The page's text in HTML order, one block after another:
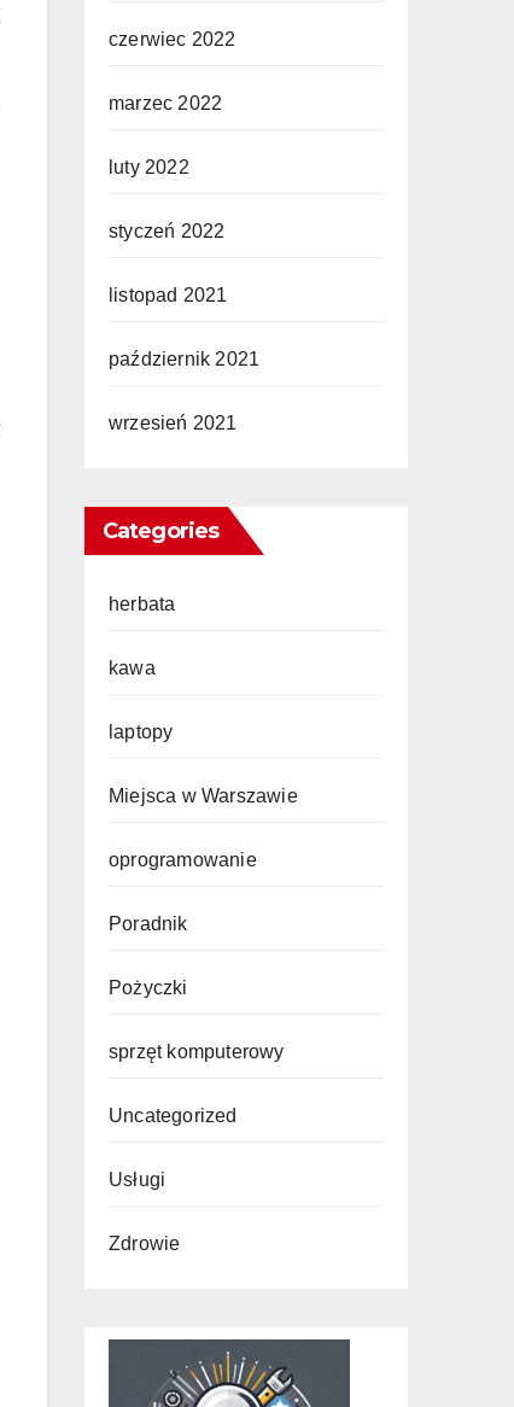
czerwiec 2022
marzec 2022
luty 2022
styczeń 2022
listopad 2021
październik 2021
wrzesień 2021
Categories
herbata
kawa
laptopy
Miejsca w Warszawie
oprogramowanie
Poradnik
Pożyczki
sprzęt komputerowy
Uncategorized
Usługi
Zdrowie